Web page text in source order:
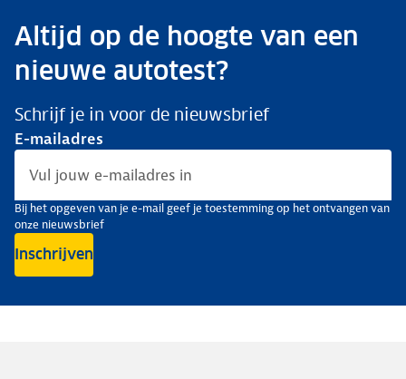
Altijd op de hoogte van een
nieuwe autotest?
Schrijf je in voor de nieuwsbrief
E-mailadres
Bij het opgeven van je e-mail geef je toestemming op het ontvangen van
onze nieuwsbrief
Inschrijven